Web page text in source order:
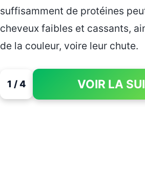
suffisamment de protéines
cheveux faibles et cassants,
de la couleur, voire leur chute.
1 / 4 VOIR LA